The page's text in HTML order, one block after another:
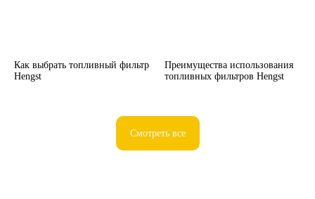
Как выбрать топливный фильтр
Hengst
Преимущества использования
топливных фильтров Hengst
Смотреть все